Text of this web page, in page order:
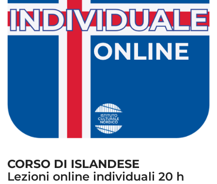
CORSO DI ISLANDESE
Lezioni online individuali 20 h